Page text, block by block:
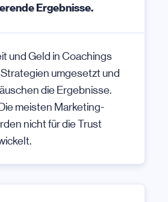
Ergebnisse.
und Geld in Coachings
umgesetzt und
die Ergebnisse.
meisten Marketing-
nicht für die Trust